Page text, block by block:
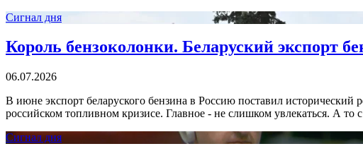
Сигнал дня
Король бензоколонки. Беларуский экспорт
06.07.2026
В июне экспорт беларуского бензина в Россию поставил исторический
российском топливном кризисе. Главное - не слишком увлекаться. А то
Сигнал дня